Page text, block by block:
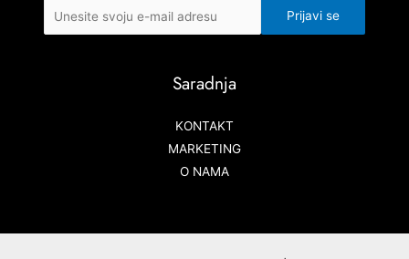
Saradnja
KONTAKT
MARKETING
O NAMA